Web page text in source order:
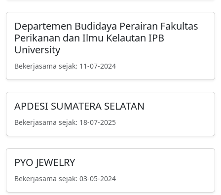
Departemen Budidaya Perairan Fakultas
Perikanan dan Ilmu Kelautan IPB
University
Bekerjasama sejak: 11-07-2024
APDESI SUMATERA SELATAN
Bekerjasama sejak: 18-07-2025
PYO JEWELRY
Bekerjasama sejak: 03-05-2024